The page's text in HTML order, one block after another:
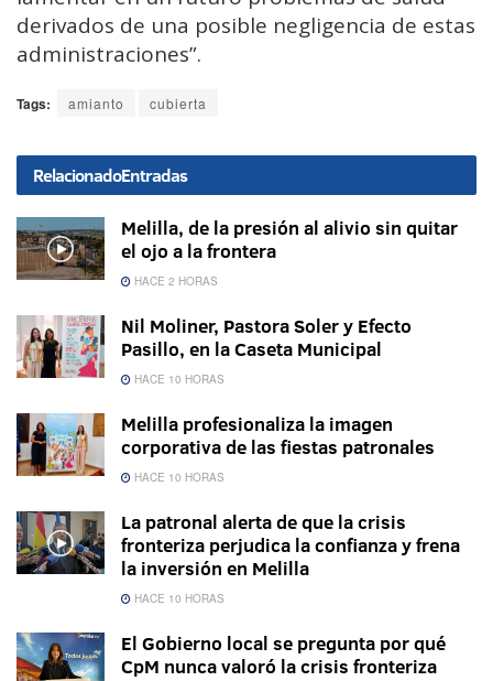
derivados de una posible negligencia de estas
administraciones”.
Tags: amianto cubierta
RelacionadoEntradas
Melilla, de la presión al alivio sin quitar
el ojo a la frontera
HACE 2 HORAS
Nil Moliner, Pastora Soler y Efecto
Pasillo, en la Caseta Municipal
HACE 10 HORAS
Melilla profesionaliza la imagen
corporativa de las fiestas patronales
HACE 10 HORAS
La patronal alerta de que la crisis
fronteriza perjudica la confianza y frena
la inversión en Melilla
HACE 10 HORAS
El Gobierno local se pregunta por qué
CpM nunca valoró la crisis fronteriza